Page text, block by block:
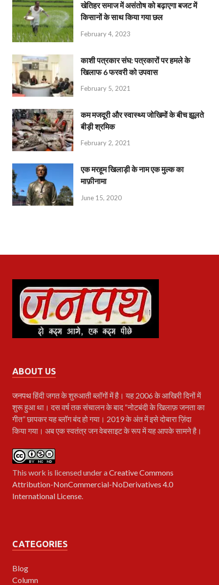
खेतिहर समाज में असंतोष को बढ़ाएगा बजट में
किसानों के साथ किया गया छल
February 4, 2023
काशी पत्रकार संघ: पत्रकारों पर हमले के
खिलाफ 6 फरवरी को उपवास
February 5, 2021
कम मजदूरी और स्वास्थ्य जोखिमों के बीच झूलते
बीड़ी श्रमिक
February 2, 2021
एक मरहूम खिलाड़ी के नाम एक मुल्क का
माफ़ीनामा
June 15, 2020
ABOUT US
जनपथहिंदी जगत के शुरुआती ब्लॉगों में है। यह 2006 के आखिरी दिनों में
शुरू हुआ था। दस वर्ष तक संचालन के बाद “नोटबंदी के खिलाफ़ जनता का
गीत” छापकर यह ब्लॉग बंद हो गया। 2019 के अंत में इसे दोबारा ज़िंदा
किया गया। अब एक स्वतंत्र जन वेबसाइट के रूप में यह आपके सामने है।
This work is licensed under aCreative Commons
Attribution-NonCommercial-NoDerivatives 4.0
International License.
CATEGORIES
Blog
Column